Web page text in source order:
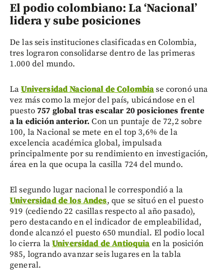
El podio colombiano: La ‘Nacional’
lidera y sube posiciones
De las seis instituciones clasificadas en Colombia,
tres lograron consolidarse dentro de las primeras
1.000 del mundo.
LaUniversidad Nacional de Colombiase coronó una
vez más como la mejor del país, ubicándose en el
puesto757 global tras escalar 20 posiciones frente
a la edición anterior.Con un puntaje de 72,2 sobre
100, la Nacional se mete en el top 3,6% de la
excelencia académica global, impulsada
principalmente por su rendimiento en investigación,
área en la que ocupa la casilla 724 del mundo.
El segundo lugar nacional le correspondió a la
Universidad de los Andes, que se situó en el puesto
919 (cediendo 22 casillas respecto al año pasado),
pero destacando en el indicador de empleabilidad,
donde alcanzó el puesto 650 mundial. El podio local
lo cierra laUniversidad de Antioquia en la posición
985, logrando avanzar seis lugares en la tabla
general.